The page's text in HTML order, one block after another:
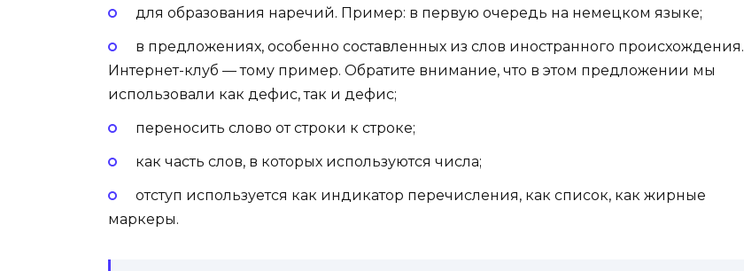
для образования наречий. Пример: в первую очередь на немецком языке;
в предложениях, особенно составленных из слов иностранного происхождения.
Интернет-клуб — тому пример. Обратите внимание, что в этом предложении мы
использовали как дефис, так и дефис;
переносить слово от строки к строке;
как часть слов, в которых используются числа;
отступ используется как индикатор перечисления, как список, как жирные
маркеры.